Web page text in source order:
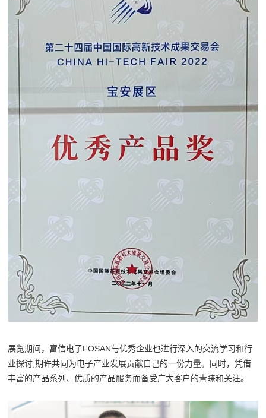
展览期间，富信电子FOSAN与优秀企业也进行深入的交流学习和行
业探讨,期许共同为电子产业发展贡献自己的一份力量。同时，凭借
丰富的产品系列、优质的产品服务而备受广大客户的青睐和关注。